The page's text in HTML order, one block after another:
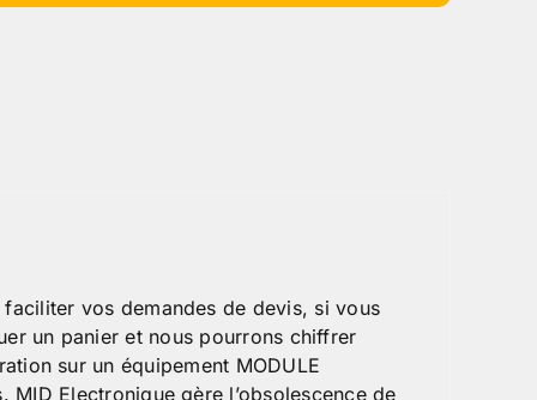
faciliter vos demandes de devis, si vous
un panier et nous pourrons chiffrer
sur un équipement MODULE
MID Electronique gère l’obsolescence de